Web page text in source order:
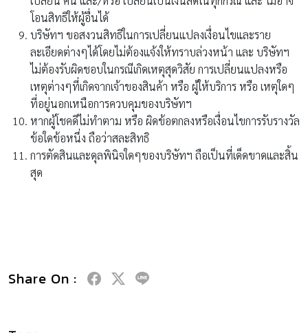
โอนสิทธิให้ผู้อื่นได้
บริษัทฯ ขอสงวนสิทธิในการเปลี่ยนแปลงเงื่อนไขและราย
ละเอียดต่างๆได้โดยไม่ต้องแจ้งให้ทราบล่วงหน้า และ บริษัทฯ
ไม่ต้องรับผิดชอบในกรณีเกิดเหตุสุดวิสัย การเปลี่ยนแปลงหรือ
เหตุต่างๆที่เกิดจากเจ้าของสินค้า หรือ ผู้ให้บริการ หรือ เหตุใดๆ
ที่อยู่นอกเหนือการควบคุมของบริษัทฯ
หากผู้โชคดีไม่ทำตาม หรือ ผิดข้อตกลงหรือเงื่อนไขการรับรางวัล
ข้อใดข้อหนึ่ง ถือว่าสละสิทธิ
การตัดสินและดุลพินิจใดๆของบริษัทฯ ถือเป็นที่เด็ดขาดและสิ้น
สุด
Share On :